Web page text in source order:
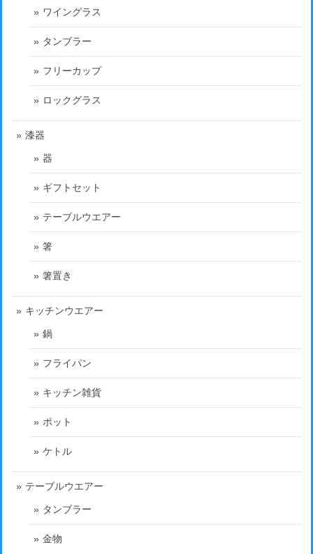
ワイングラス
タンブラー
フリーカップ
ロックグラス
漆器
器
ギフトセット
テーブルウエアー
箸
箸置き
キッチンウエアー
鍋
フライパン
キッチン雑貨
ポット
ケトル
テーブルウエアー
タンブラー
金物